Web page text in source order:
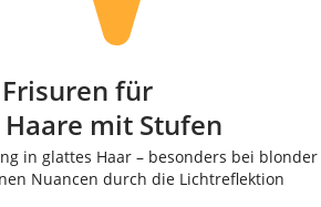
für
mit Stufen
in glattes Haar – besonders bei blonder
Nuancen durch die Lichtreflektion